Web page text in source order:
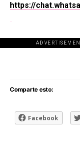
https://
Comparte esto:
Facebook